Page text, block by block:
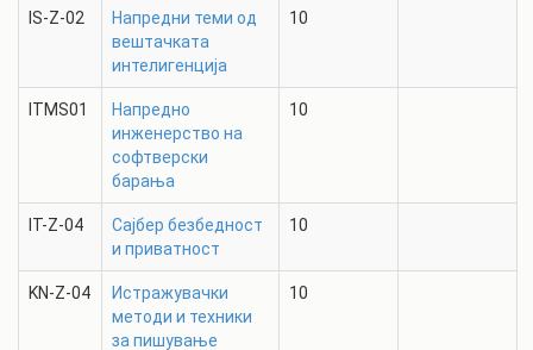
IS-Z-02
Напредни теми од
вештачката
интелигенција
10
ITMS01
Напредно
инженерство на
софтверски
барања
10
IT-Z-04
Сајбер безбедност
и приватност
10
KN-Z-04
Истражувачки
методи и техники
за пишување
10